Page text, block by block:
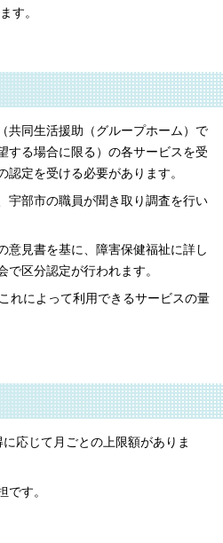
す。
共同生活援助（グループホーム）で
する場合に限る）の各サービスを受
認定を受ける必要があります。
宇部市の職員が聞き取り調査を行い
意見書を基に、障害保健福祉に詳し
で区分認定が行われます。
れによって利用できるサービスの量
応じて月ごとの上限額がありま
です。